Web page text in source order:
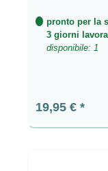
pronto per la
3 giorni
disponibile: 1
Prezzo
19,95 €